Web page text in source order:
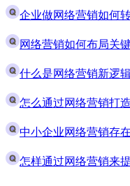
企业做网络营销如何
网络营销如何布局关
什么是网络营销新逻
怎么通过网络营销打
中小企业网络营销存
怎样通过网络营销来